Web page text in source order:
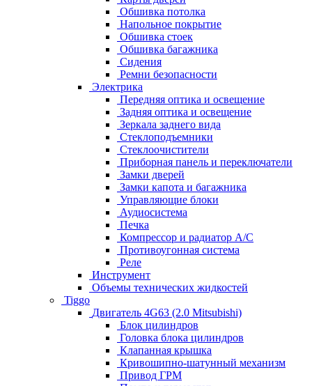
Обшивка потолка
Напольное покрытие
Обшивка стоек
Обшивка багажника
Сидения
Ремни безопасности
Электрика
Передняя оптика и освещение
Задняя оптика и освещение
Зеркала заднего вида
Стеклоподъемники
Стеклоочистители
Приборная панель и переключатели
Замки дверей
Замки капота и багажника
Управляющие блоки
Аудиосистема
Печка
Компрессор и радиатор А/C
Противоугонная система
Реле
Инструмент
Объемы технических жидкостей
Tiggo
Двигатель 4G63 (2.0 Mitsubishi)
Блок цилиндров
Головка блока цилиндров
Клапанная крышка
Кривошипно-шатунный механизм
Привод ГРМ